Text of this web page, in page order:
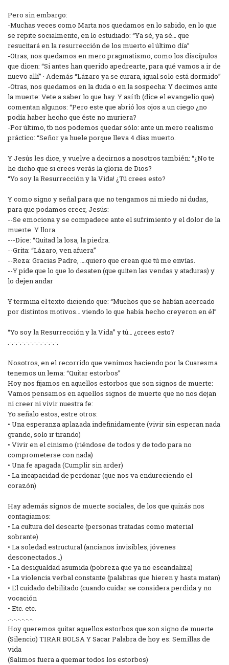
Pero sin embargo:
-Muchas veces como Marta nos quedamos en lo sabido, en lo que
se repite socialmente, en lo estudiado: “Ya sé, ya sé… que
resucitará en la resurrección de los muerto el último día”
-Otras, nos quedamos en mero pragmatismo, como los discípulos
que dicen: “Si antes han querido apedrearte, para qué vamos a ir de
nuevo allí” · Además “Lázaro ya se curara, igual solo está dormido”
-Otras, nos quedamos en la duda o en la sospecha: Y decimos ante
la muerte: Vete a saber lo que hay. Y así tb (dice el evangelio que)
comentan algunos: “Pero este que abrió los ojos a un ciego ¿no
podía haber hecho que éste no muriera?
-Por último, tb nos podemos quedar sólo: ante un mero realismo
práctico: “Señor ya huele porque lleva 4 días muerto.
Y Jesús les dice, y vuelve a decirnos a nosotros también: “¿No te
he dicho que si crees verás la gloria de Dios?
“Yo soy la Resurrección y la Vida! ¿Tú crees esto?
Y como signo y señal para que no tengamos ni miedo ni dudas,
para que podamos creer, Jesús:
--Se emociona y se compadece ante el sufrimiento y el dolor de la
muerte. Y llora.
---Dice: “Quitad la losa, la piedra.
--Grita: “Lázaro, ven afuera”
--Reza: Gracias Padre, ….quiero que crean que tú me envías.
--Y pide que lo que lo desaten (que quiten las vendas y ataduras) y
lo dejen andar
Y termina el texto diciendo que: “Muchos que se habían acercado
por distintos motivos… viendo lo que había hecho creyeron en él”
“Yo soy la Resurrección y la Vida” y tú… ¿crees esto?
.-.-.-.-.-.-.-.-.-.-.-.-.
Nosotros, en el recorrido que venimos haciendo por la Cuaresma
tenemos un lema: “Quitar estorbos”
Hoy nos fijamos en aquellos estorbos que son signos de muerte:
Vamos pensamos en aquellos signos de muerte que no nos dejan
ni creer ni vivir nuestra fe:
Yo señalo estos, estre otros:
• Una esperanza aplazada indefinidamente (vivir sin esperan nada
grande, solo ir tirando)
• Vivir en el cinismo (riéndose de todos y de todo para no
comprometerse con nada)
• Una fe apagada (Cumplir sin arder)
• La incapacidad de perdonar (que nos va endureciendo el
corazón)
Hay además signos de muerte sociales, de los que quizás nos
contagiamos:
• La cultura del descarte (personas tratadas como material
sobrante)
• La soledad estructural (ancianos invisibles, jóvenes
desconectados…)
• La desigualdad asumida (pobreza que ya no escandaliza)
• La violencia verbal constante (palabras que hieren y hasta matan)
• El cuidado debilitado (cuando cuidar se considera perdida y no
vocación
• Etc. etc.
.-.-.-.-.-.-.
Hoy queremos quitar aquellos estorbos que son signo de muerte
(Silencio) TIRAR BOLSA Y Sacar Palabra de hoy es: Semillas de
vida
(Salimos fuera a quemar todos los estorbos)